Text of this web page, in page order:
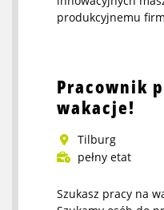
produkcyjnemu
Pracownik
produkcji
Pracownik
wakacje!
Tilburg
pełny etat
Szukasz pracy na